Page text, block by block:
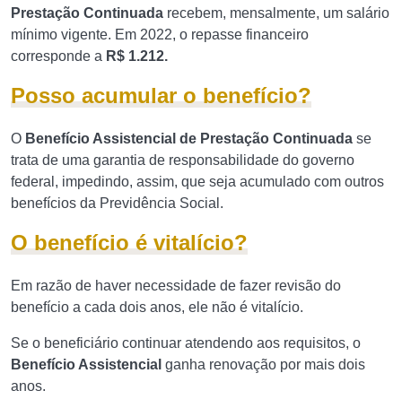
Prestação Continuada recebem, mensalmente, um salário
mínimo vigente. Em 2022, o repasse financeiro
corresponde a R$ 1.212.
Posso acumular o benefício?
O Benefício Assistencial de Prestação Continuada se
trata de uma garantia de responsabilidade do governo
federal, impedindo, assim, que seja acumulado com outros
benefícios da Previdência Social.
O benefício é vitalício?
Em razão de haver necessidade de fazer revisão do
benefício a cada dois anos, ele não é vitalício.
Se o beneficiário continuar atendendo aos requisitos, o
Benefício Assistencial ganha renovação por mais dois
anos.